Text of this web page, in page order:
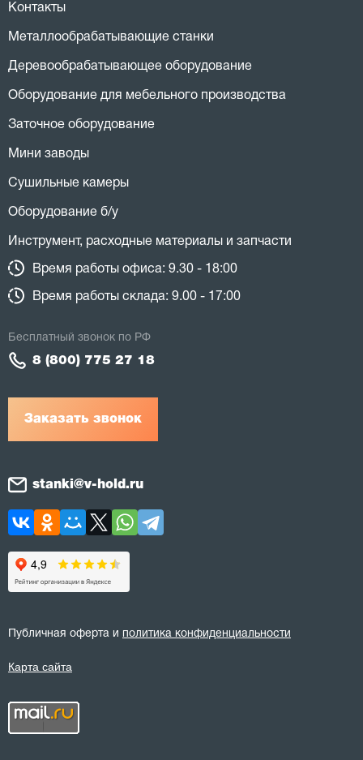
Контакты
Металлообрабатывающие станки
Деревообрабатывающее оборудование
Оборудование для мебельного производства
Заточное оборудование
Мини заводы
Сушильные камеры
Оборудование б/у
Инструмент, расходные материалы и запчасти
Время работы офиса: 9.30 - 18:00
Время работы склада: 9.00 - 17:00
Заказать звонок
Бесплатный звонок по РФ
8 (800) 775 27 18
stanki@v-hold.ru
Публичная оферта и политика конфиденциальности
Карта сайта